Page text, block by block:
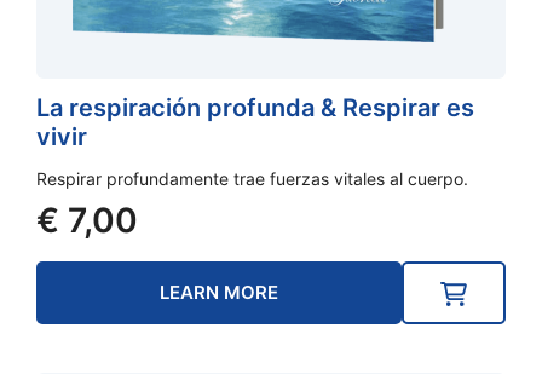
La respiración profunda & Respirar es
vivir
Respirar profundamente trae fuerzas vitales al cuerpo.
€ 7,00
LEARN MORE